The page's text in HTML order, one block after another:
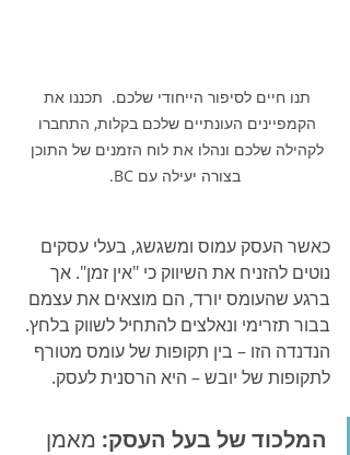
תנו חיים לסיפור הייחודי שלכם.  תכננו את
הקמפיינים העונתיים שלכם בקלות, התחברו
לקהילה שלכם ונהלו את לוח הזמנים של התוכן
בצורה יעילה עם BC.
כאשר העסק עמוס ומשגשג, בעלי עסקים
נוטים להזניח את השיווק כי "אין זמן". אך
ברגע שהעומס יורד, הם מוצאים את עצמם
בבור תזרימי ונאלצים להתחיל לשווק בלחץ.
הנדנדה הזו – בין תקופות של עומס מטורף
לתקופות של יובש – היא הרסנית לעסק.
המלכוד של בעל העסק: מאמן